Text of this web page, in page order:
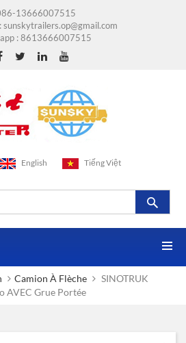
13666007515
sunskytrailers.op@gmail.com
:8613666007515
English Tiếng Việt
Camion À Flèche
SINOTRUK
AVEC Grue Portée